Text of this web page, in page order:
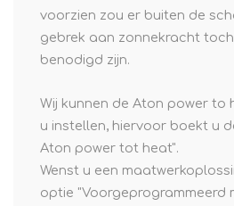
voorzien zou er buiten de
gebrek aan zonnekracht
benodigd zijn.
Wij kunnen de Aton power to
u instellen, hiervoor boekt u
Aton power tot heat".
Wenst u een
optie "Voorgeprogrammeerd